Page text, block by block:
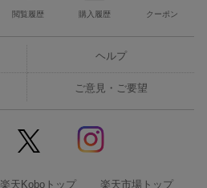
閲覧履歴 購入履歴 クーポン
ヘルプ
ご意見・ご要望
楽天Koboトップ 楽天市場トップ